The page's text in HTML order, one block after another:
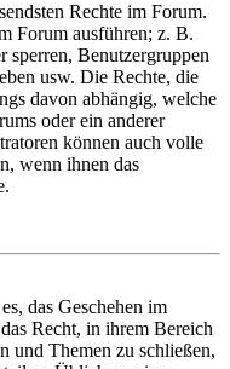
Rechte im Forum.
Forum ausführen; z. B.
sperren, Benutzergruppen
usw. Die Rechte, die
davon abhängig, welche
oder ein anderer
können auch volle
wenn ihnen das
das Geschehen im
Recht, in ihrem Bereich
und Themen zu schließen,